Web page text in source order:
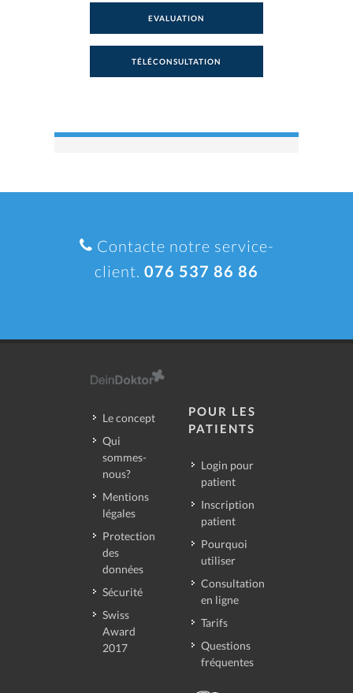
EVALUATION
TÉLÉCONSULTATION
Contacte notre service-
client. 076 537 86 86
Le concept
Qui
sommes-
nous?
Mentions
légales
Protection
des
données
Sécurité
Swiss
Award
2017
POUR LES
PATIENTS
Login pour
patient
Inscription
patient
Pourquoi
utiliser
Consultation
en ligne
Tarifs
Questions
fréquentes